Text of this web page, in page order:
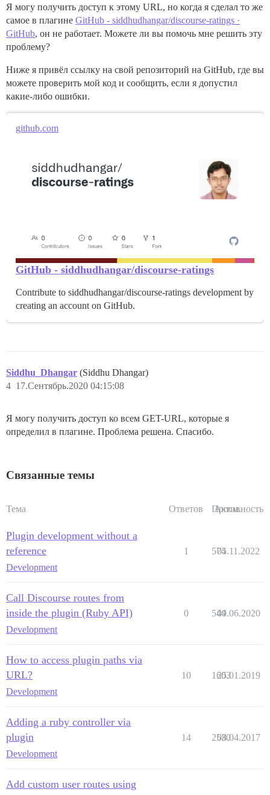
Я могу получить доступ к этому URL, но когда я сделал то же
самое в плагине GitHub - siddhudhangar/discourse-ratings ·
GitHub, он не работает. Можете ли вы помочь мне решить эту
проблему?
Ниже я привёл ссылку на свой репозиторий на GitHub, где вы
можете проверить мой код и сообщить, если я допустил
какие-либо ошибки.
github.com
GitHub - siddhudhangar/discourse-ratings
Contribute to siddhudhangar/discourse-ratings development by
creating an account on GitHub.
Siddhu_Dhangar (Siddhu Dhangar)
17.Сентябрь.2020 04:15:08
4
Я могу получить доступ ко всем GET-URL, которые я
определил в плагине. Проблема решена. Спасибо.
Связанные темы
Тема Ответов Просм.
Активность
Plugin development without a
reference
Development
1 574
05.11.2022
Call Discourse routes from
inside the plugin (Ruby API)
Development
0 544
09.06.2020
How to access plugin paths via
URL?
Development
10 1603
25.01.2019
Adding a ruby controller via
plugin
Development
14 2530
08.04.2017
Add custom user routes using